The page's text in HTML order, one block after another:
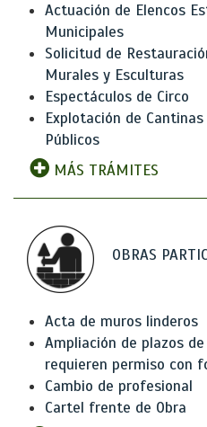
Actuación de Elencos
Municipales
Solicitud de
Murales y Esculturas
Espectáculos de Circo
Explotación de
Públicos
MÁS TRÁMITES
OBRAS
Acta de muros linderos
Ampliación de plazos
requieren permiso con
Cambio de profesional
Cartel frente de Obra